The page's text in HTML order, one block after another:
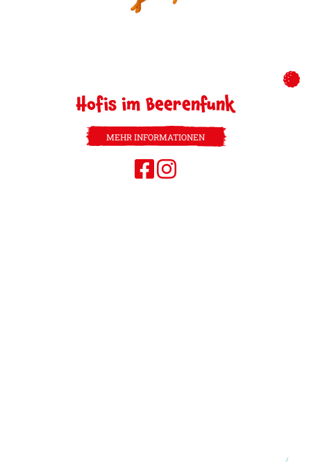
Hofis im Beerenfunk
MEHR INFORMATIONEN